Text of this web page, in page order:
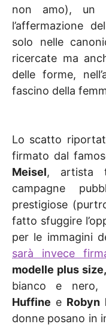
non amo), un
l’affermazione
solo nelle
ricercate ma
delle forme,
fascino della
Lo scatto
firmato dal
Meisel, artista
campagne
prestigiose
fatto sfuggire
per le immagini
sarà invece
modelle plus size,
bianco e
Huffine e Robyn
donne posano in